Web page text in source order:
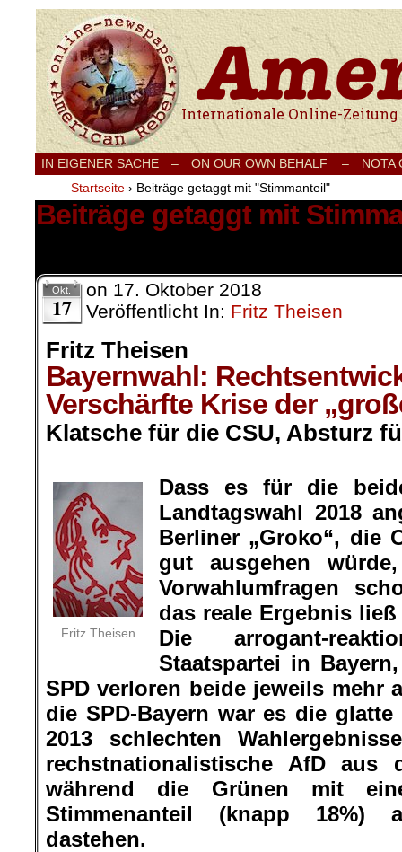
Internationale Onlinezeitung für Frieden,
IN EIGENER SACHE – ON OUR OWN BEHALF –
NOTA
Startseite › Beiträge getaggt mit "Stimmanteil"
Beiträge getaggt mit
Okt.
17
on 17. Oktober 2018
Veröffentlicht In: Fritz Theisen
Fritz Theisen
Bayernwahl:
Verschärfte Krise der
Klatsche für die CSU, Absturz
Fritz Theisen
Dass es für die
Landtagswahl 2018
Berliner „Groko“, die
gut ausgehen
Vorwahlumfragen
das reale Ergebnis
Die arrogant-
Staatspartei in
SPD verloren beide jeweils mehr
die SPD-Bayern war es die
2013 schlechten
rechstnationalistische AfD
während die Grünen mit
Stimmenanteil (knapp 18%)
dastehen.